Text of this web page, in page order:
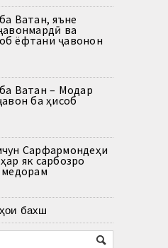
Ватан, яъне
ва
ёфтани ҷавонон
Ватан – Модар
ба ҳисоб
Сарфармондеҳи
як сарбозро
медорам
бахш